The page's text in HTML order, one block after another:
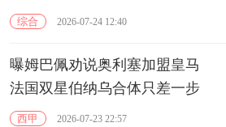
综合 2026-07-24 12:40
曝姆巴佩劝说奥利塞加盟皇马
法国双星伯纳乌合体只差一步
西甲 2026-07-23 22:57